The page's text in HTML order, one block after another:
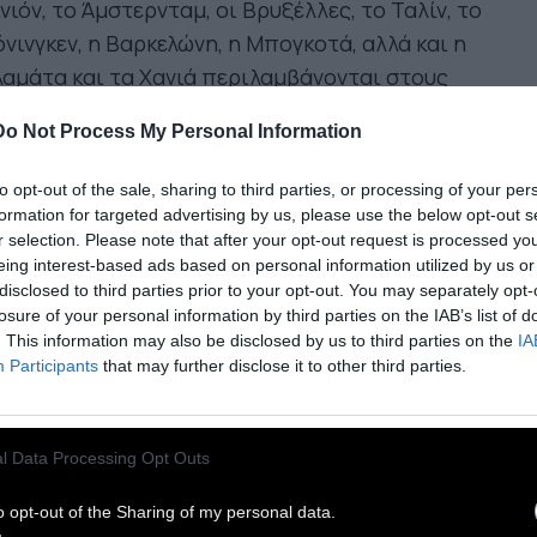
Not Process My Personal Information
opt-out of the sale, sharing to third parties, or processing of your
for targeted advertising by us, please use the below opt-out
selection. Please note that after your opt-out request is processed
interest-based ads based on personal information utilized by us
to third parties prior to your opt-out. You may separately
of your personal information by third parties on the IAB’s list of
This information may also be disclosed by us to third parties on the
Participants that may further disclose it to other third parties.
Data Processing Opt Outs
opt-out of the Sharing of my personal data.
το Άμστερνταμ, οι Βρυξέλλες, το Ταλίν, το
η Βαρκελώνη, η Μπογκοτά, αλλά και η
και τα Χανιά περιλαμβάνονται στους
σε προγράμματα φιλοξενίας,
συνεργατικές πλατφόρμες.
παραγωγές, 1.000
56 χώρες, 200
Stegi Touring Programδίνει έμφαση στη
των καλλιτεχνών με τα οικοσυστήματα
απλώς η προβολή, αλλά η δημιουργία